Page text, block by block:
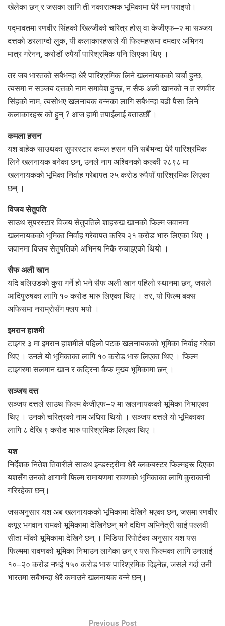
खेलेका छन् र जसका लागि ती नकारात्मक भूमिकामा धेरै मन पराइयो।
पद्मावतमा रणवीर सिंहको खिल्जीको चरित्र होस् वा केजीएफ–२ मा सञ्जय
दत्तको डरलाग्दो लुक, यी कलाकारहरूले यी फिल्महरूमा दमदार अभिनय
मात्र गरेनन्, करोडौं रुपैयाँ पारिश्रमिक पनि लिएका थिए ।
तर जब भारतको सबैभन्दा धेरै पारिश्रमिक लिने खलनायकको चर्चा हुन्छ,
त्यसमा न सञ्जय दत्तको नाम समावेश हुन्छ, न सैफ अली खानको न त रणवीर
सिंहको नाम, त्यसोभए खलनायक बन्नका लागि सबैभन्दा बढी पैसा लिने
कलाकारहरू को हुन् ? आज हामी तपाईलाई बताउछौँ ।
कमला हसन
यश बाहेक साउथका सुपरस्टार कमल हसन पनि सबैभन्दा धेरै पारिश्रमिक
लिने खलनायक बनेका छन्, उनले नाग अश्विनको कल्की २८९८ मा
खलनायकको भूमिका निर्वाह गरेबापत २५ करोड रुपैयाँ पारिश्रमिक लिएका
छन् ।
विजय सेतुपति
साउथ सुपरस्टार विजय सेतुपतिले शाहरुख खानको फिल्म जवानमा
खलनायकको भूमिका निर्वाह गरेबापत करिब २१ करोड भारु लिएका थिए ।
जवानमा विजय सेतुपतिको अभिनय निकै रुचाइएको थियो ।
सैफ अली खान
यदि बलिउडको कुरा गर्ने हो भने सैफ अली खान पहिलो स्थानमा छन्, जसले
आदिपुरुषका लागि १० करोड भारु लिएका थिए । तर, यो फिल्म बक्स
अफिसमा नराम्रोसँग फ्लप भयो ।
इमरान हाशमी
टाइगर ३ मा इमरान हाशमीले पहिलो पटक खलनायकको भूमिका निर्वाह गरेका
थिए । उनले यो भूमिकाका लागि १० करोड भारु लिएका थिए । फिल्म
टाइगरमा सलमान खान र कट्रिना कैफ मुख्य भूमिकामा छन् ।
सञ्जय दत्त
सञ्जय दत्तले साउथ फिल्म केजीएफ–२ मा खलनायकको भूमिका निभाएका
थिए । उनको चरित्रको नाम अधिरा थियो । सञ्जय दत्तले यो भूमिकाका
लागि ८ देखि ९ करोड भारु पारिश्रमिक लिएका थिए ।
यश
निर्देशक नितेश तिवारीले साउथ इन्डस्ट्रीमा धेरै ब्लकबस्टर फिल्महरू दिएका
यशसँग उनको आगामी फिल्म रामायणमा रावणको भूमिकाका लागि कुराकानी
गरिरहेका छन्।
जसअनुसार यश अब खलनायकको भूमिकामा देखिने भएका छन्, जसमा रणवीर
कपूर भगवान रामको भूमिकामा देखिनेछन् भने दक्षिण अभिनेत्री साई पल्लवी
सीता माँको भूमिकामा देखिने छन् । मिडिया रिपोर्टका अनुसार यश यस
फिल्ममा रावणको भूमिका निभाउन लागेका छन् र यस फिल्मका लागि उनलाई
१०–२० करोड नभई १५० करोड भारु पारिश्रमिक दिइनेछ, जसले गर्दा उनी
भारतमा सबैभन्दा धेरै कमाउने खलनायक बन्ने छन्।
Previous Post